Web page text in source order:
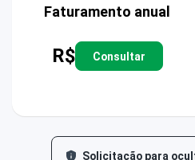
Faturamento anual
R$ Consultar
Solicitação para